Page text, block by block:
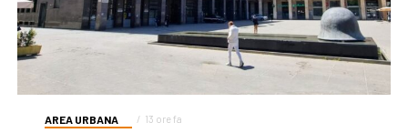
AREA URBANA 13 ore fa